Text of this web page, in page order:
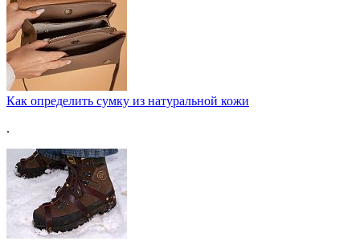
Как определить сумку из натуральной кожи
.